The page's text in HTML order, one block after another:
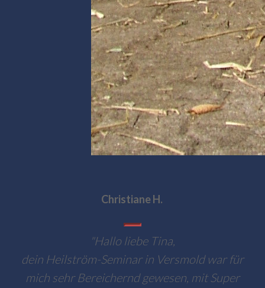
Christiane H.
"Hallo liebe Tina,
dein Heilström-Seminar in Versmold war für
mich sehr Bereichernd gewesen, mit Super